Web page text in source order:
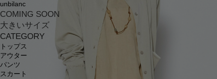
unbilanc
COMING SOON
大きいサイズ
CATEGORY
トップス
アウター
パンツ
スカート